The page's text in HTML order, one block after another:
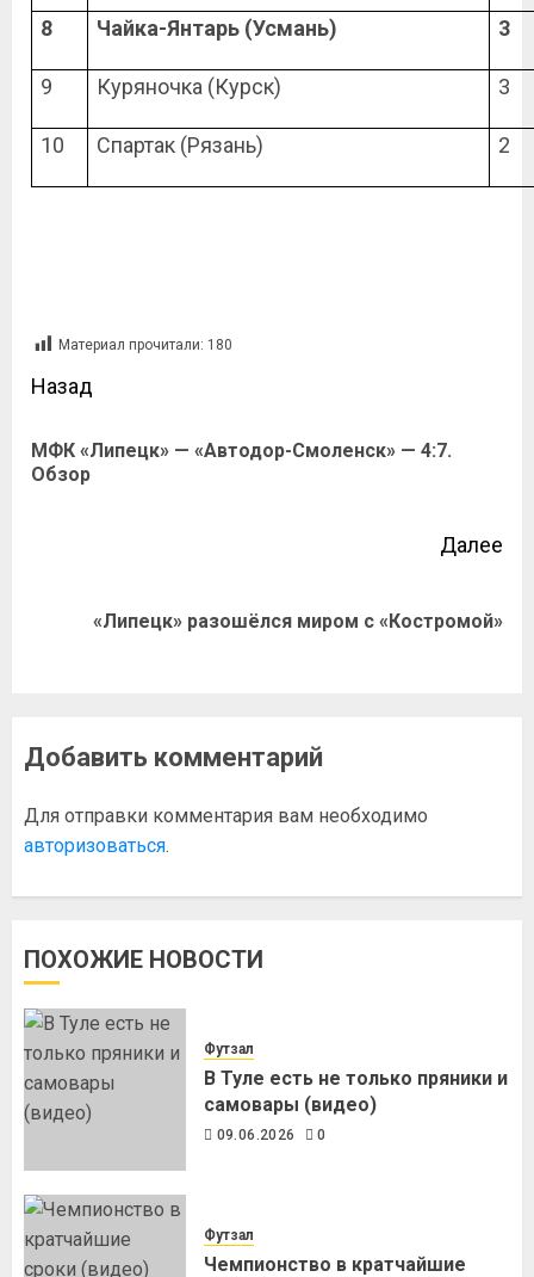
8 Чайка-Янтарь (Усмань) 3
9 Куряночка (Курск) 3
10 Спартак (Рязань) 2
Материал прочитали: 180
Назад
МФК «Липецк» — «Автодор-Смоленск» — 4:7.
Обзор
Далее
«Липецк» разошёлся миром с «Костромой»
Добавить комментарий
Для отправки комментария вам необходимо
авторизоваться.
ПОХОЖИЕ НОВОСТИ
Футзал
В Туле есть не только пряники и
самовары (видео)
09.06.2026 0
Футзал
Чемпионство в кратчайшие